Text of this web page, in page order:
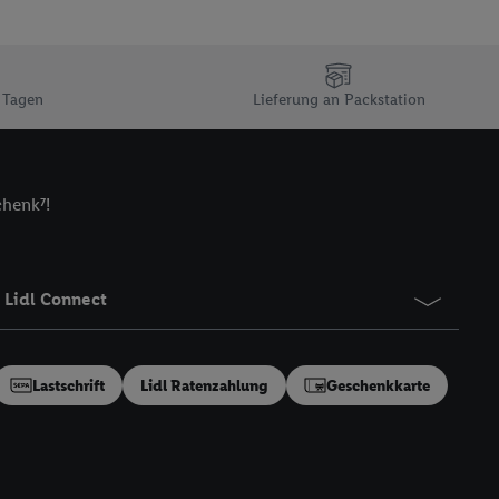
Lieferung an Packstation
Lidl Connect
Lastschrift Lidl Ratenzahlung Geschenkkarte
bestehendes Lidl
Online-Kennung
verwenden
auszuspielen.
Technologie in
verfügbar ist.
und einer
Kennung
speziell zur
generell zu
„Nutzung der
(nur für